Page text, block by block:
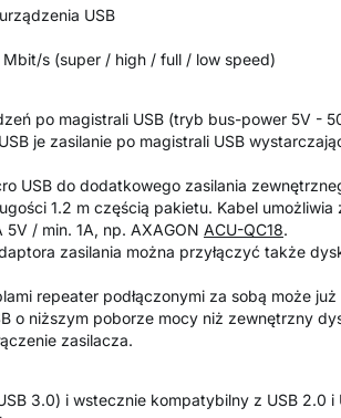
USB
s (super / high / full / low speed)
po magistrali USB (tryb bus-power 5V -
je zasilanie po magistrali USB
USB do dodatkowego zasilania
1.2 m częścią pakietu. Kabel
/ min. 1A, np. AXAGON ACU-QC18.
zasilania można przyłączyć także
repeater podłączonymi za sobą może
o niższym poborze mocy niż zewnętrzny
zasilacza.
3.0) i wstecznie kompatybilny z USB 2.0 i